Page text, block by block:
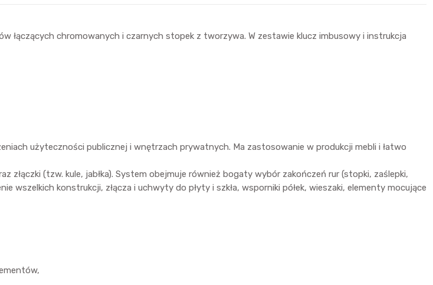
łączących chromowanych i czarnych stopek z tworzywa. W zestawie klucz imbusowy i instrukcja
użyteczności publicznej i wnętrzach prywatnych. Ma zastosowanie w produkcji mebli i łatwo
(tzw. kule, jabłka). System obejmuje również bogaty wybór zakończeń rur (stopki, zaślepki,
wszelkich konstrukcji, złącza i uchwyty do płyty i szkła, wsporniki półek, wieszaki, elementy mocujące